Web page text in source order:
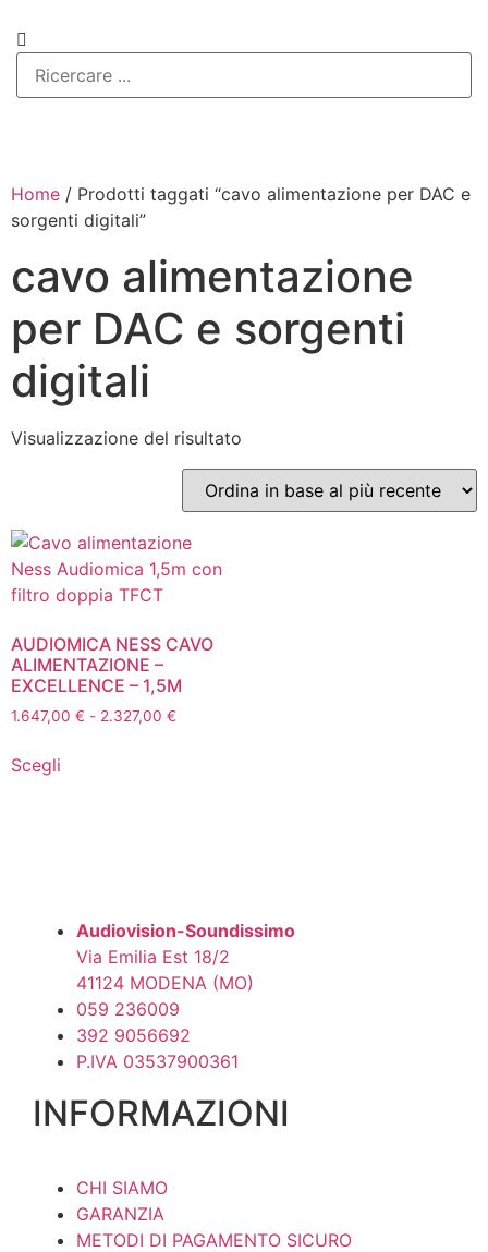
Home / Prodotti taggati “cavo alimentazione per DAC e
sorgenti digitali”
cavo alimentazione
per DAC e sorgenti
digitali
Visualizzazione del risultato
AUDIOMICA NESS CAVO
ALIMENTAZIONE –
EXCELLENCE – 1,5M
1.647,00 € - 2.327,00 €
Scegli
Audiovision-Soundissimo
Via Emilia Est 18/2
41124 MODENA (MO)
059 236009
392 9056692
P.IVA 03537900361
INFORMAZIONI
CHI SIAMO
GARANZIA
METODI DI PAGAMENTO SICURO